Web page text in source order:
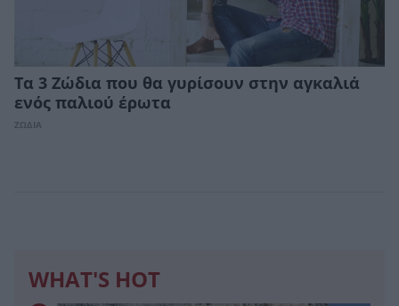
Τα 3 Ζώδια που θα γυρίσουν στην αγκαλιά
ενός παλιού έρωτα
ΖΩΔΙΑ
WHAT'S HOT